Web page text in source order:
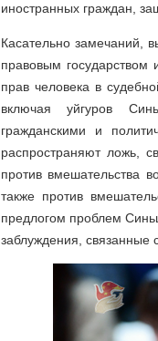
иностранных граждан,
Касательно замечаний,
правовым
прав человека в
включая уйгуров
гражданскими и
распространяют ложь,
против вмешательства
также против
предлогом проблем
заблуждения, связанные